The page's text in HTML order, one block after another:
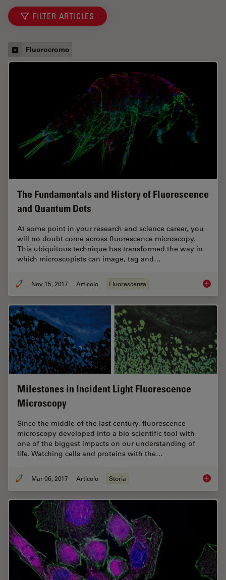
FILTER ARTICLES
Fluorocromo
The Fundamentals and History of Fluorescence
and Quantum Dots
At some point in your research and science career, you
will no doubt come across fluorescence microscopy.
This ubiquitous technique has transformed the way in
which microscopists can image, tag and…
Nov 15, 2017 Articolo Fluorescenza The
Milestones in Incident Light Fluorescence
Microscopy
Since the middle of the last century, fluorescence
microscopy developed into a bio scientific tool with
one of the biggest impacts on our understanding of
life. Watching cells and proteins with the…
Mar 06, 2017 Articolo Storia